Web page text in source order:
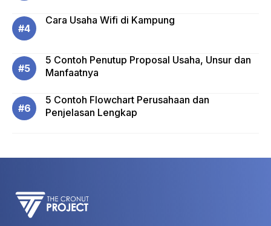
Cara Usaha Wifi di Kampung
5 Contoh Penutup Proposal Usaha, Unsur dan
Manfaatnya
5 Contoh Flowchart Perusahaan dan
Penjelasan Lengkap